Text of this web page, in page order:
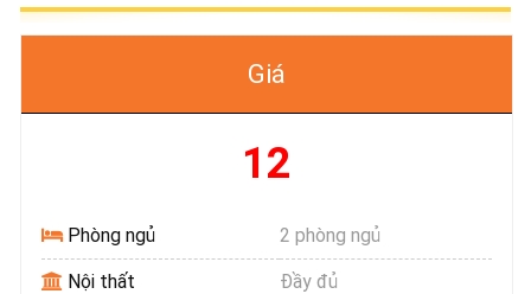
Giá
12
Phòng ngủ 2 phòng ngủ
Nội thất Đầy đủ